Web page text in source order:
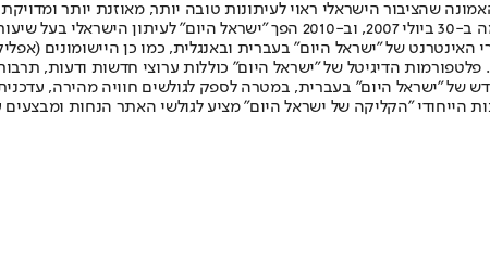
שהציבור הישראלי ראוי לעיתונות טובה יותר, מאוזנת יותר
תשלום. המהדורה המודפסת הראשונה פורסמה ב-30 ביולי 2007, וב-
פלטפורמות הדיגיטל של "ישראל היום" כוללות ערוצי חדשות ודעות,
החדש של "ישראל היום" בעברית, במטרה לספק לגולשים חוויה מהירה,
הייחודי "הקליקה של ישראל היום" מציע לגולשי האתר הנחות